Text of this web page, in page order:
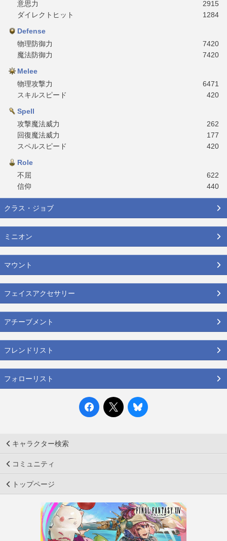
意思力
2915
ダイレクトヒット
1284
Defense
物理防御力
7420
魔法防御力
7420
Melee
物理攻撃力
6471
スキルスピード
420
Spell
攻撃魔法威力
262
回復魔法威力
177
スペルスピード
420
Role
不屈
622
信仰
440
クラス・ジョブ
ミニオン
マウント
フェイスアクセサリー
アチーブメント
フレンドリスト
フォローリスト
キャラクター検索
コミュニティ
トップページ